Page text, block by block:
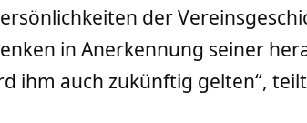
der
in Anerkennung seiner
ihm auch zukünftig gelten“,